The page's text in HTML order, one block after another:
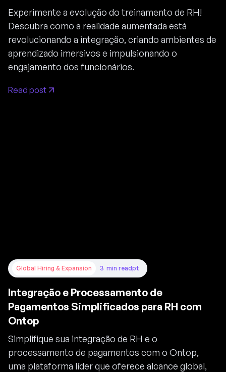
Experimente a evolução do treinamento de RH!
Descubra como a realidade aumentada está
revolucionando a integração, criando ambientes de
aprendizado imersivos e impulsionando o
engajamento dos funcionários.
Read post
Global Hiring & Expansion 3 min readpt
Integração e Processamento de
Pagamentos Simplificados para RH com
Ontop
Simplifique sua integração de RH e o
processamento de pagamentos com o Ontop,
uma plataforma líder que oferece alcance global,